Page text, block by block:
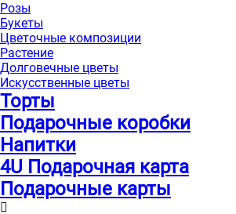
Розы
Букеты
Цветочные композиции
Растение
Долговечные цветы
Искусственные цветы
Торты
Подарочные коробки
Напитки
4U Подарочная карта
Подарочные карты